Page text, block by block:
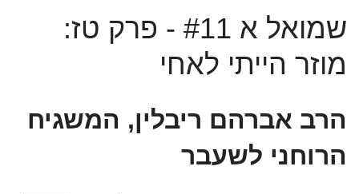
שמואל א #11 - פרק טז:
מוזר הייתי לאחי
הרב אברהם ריבלין, המשגיח
הרוחני לשעבר